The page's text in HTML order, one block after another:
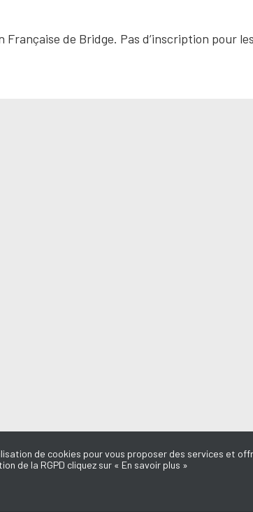
de Bridge. Pas d’inscription pour
de cookies pour vous proposer des services et
de la RGPD cliquez sur « En savoir plus »